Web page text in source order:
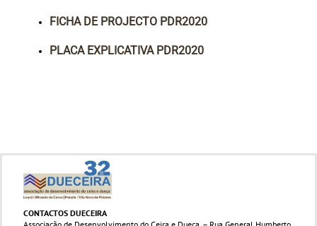
FICHA DE PROJECTO PDR2020
PLACA EXPLICATIVA PDR2020
CONTACTOS DUECEIRA